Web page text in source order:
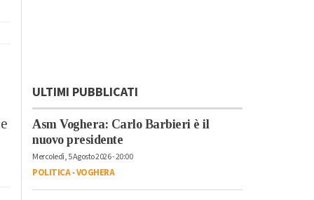
ULTIMI PUBBLICATI
Asm Voghera: Carlo Barbieri è il
nuovo presidente
Mercoledì, 5 Agosto 2026 - 20:00
POLITICA-VOGHERA